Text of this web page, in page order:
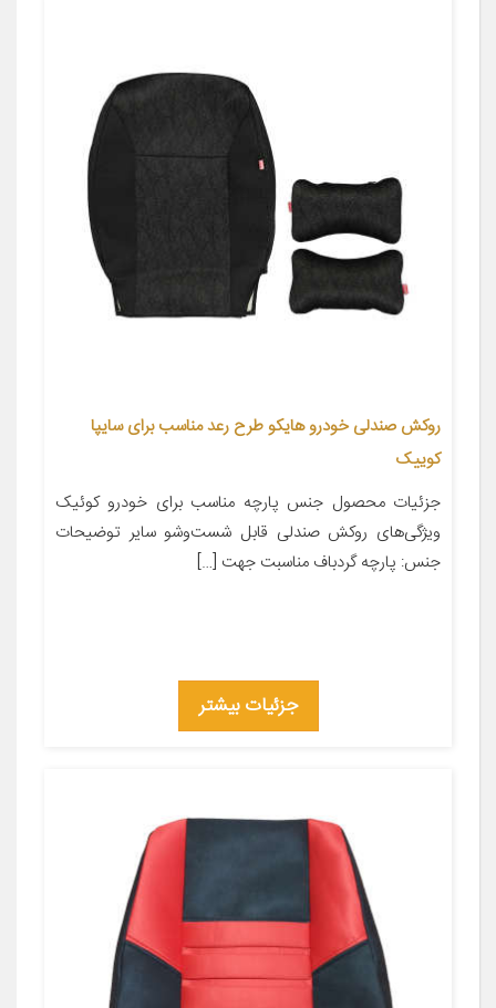
روکش صندلی خودرو هایکو طرح رعد مناسب برای سایپا
کوییک
جزئیات محصول جنس پارچه مناسب برای خودرو کوئیک
ویژگی‌های روکش صندلی قابل شست‌وشو سایر توضیحات
جنس: پارچه گردباف مناسبت جهت […]
جزئیات بیشتر